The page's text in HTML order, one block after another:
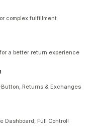
complex fulfillment
a better return experience
Returns & Exchanges
Dashboard, Full Control!